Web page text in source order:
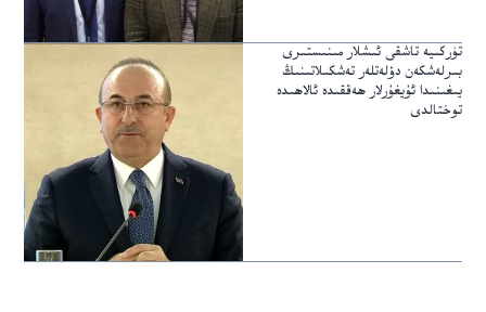
تۈركىيە تاشقى ئىشلار مىنىستىرى
بىرلەشكەن دۆلەتلەر تەشكىلاتىنىڭ
يىغىنىدا ئۇيغۇرلار ھەققىدە ئالاھىدە
توختالدى